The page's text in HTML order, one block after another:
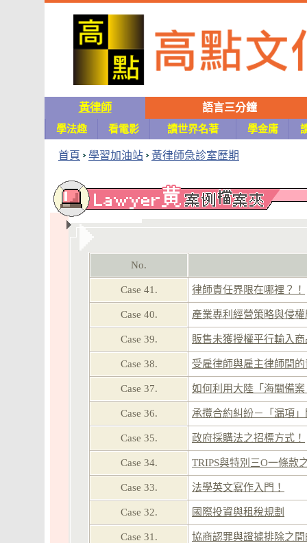
黃律師 語言三分鐘
學法趣 看電影 讀世界名著 學金庸
首頁 學習加油站 黃律師急診室歷期
No.
Case 41. 律師責任界限在哪裡？！
Case 40. 產業專利經營策略與侵
Case 39. 販售未獲授權平行輸入
Case 38. 受雇律師與雇主律師間
Case 37. 如何利用大陸「海關備
Case 36. 承攬合約糾紛－「漏項
Case 35. 政府採購法之招標方式！
Case 34. TRIPS與特別三O一條款
Case 33. 法學英文寫作入門！
Case 32. 國際投資與租稅規劃
Case 31. 協商認罪與證據排除之